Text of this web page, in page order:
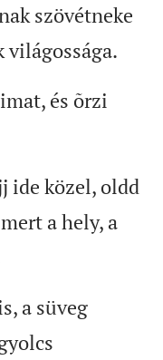
szövétneke
világossága.
és õrzi
ide közel, oldd
a hely, a
a süveg